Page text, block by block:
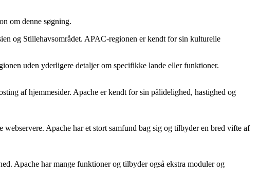
om denne søgning.
og Stillehavsområdet. APAC-regionen er kendt for sin kulturelle
uden yderligere detaljer om specifikke lande eller funktioner.
af hjemmesider. Apache er kendt for sin pålidelighed, hastighed og
Apache har et stort samfund bag sig og tilbyder en bred vifte af
Apache har mange funktioner og tilbyder også ekstra moduler og